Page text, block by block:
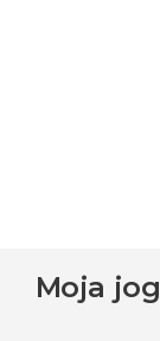
Footer
Moja